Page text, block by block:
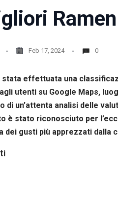
Feb 17, 2024 0
stata effettuata una
utenti su Google Maps,
di un’attenta analisi delle
è stato riconosciuto per
dei gusti più apprezzati dalla